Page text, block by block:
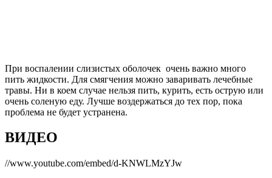
При воспалении слизистых оболочек очень важно много
пить жидкости. Для смягчения можно заваривать лечебные
травы. Ни в коем случае нельзя пить, курить, есть острую или
очень соленую еду. Лучше воздержаться до тех пор, пока
проблема не будет устранена.
ВИДЕО
//www.youtube.com/embed/d-KNWLMzYJw